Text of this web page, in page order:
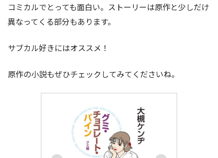
コミカルでとっても面白い。ストーリーは原作と少しだけ
異なってくる部分もあります。
サブカル好きにはオススメ！
原作の小説もぜひチェックしてみてくださいね。